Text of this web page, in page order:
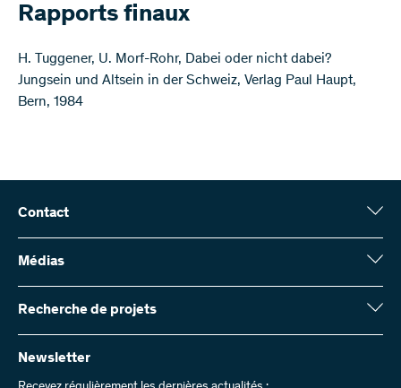
Rapports finaux
H. Tuggener, U. Morf-Rohr, Dabei oder nicht dabei?
Jungsein und Altsein in der Schweiz, Verlag Paul Haupt,
Bern, 1984
Contact
Fonds national suisse (FNS)
Wildhainweg 3
Contactez-nous
Envoyer des factures
Travailler chez nous
Offres d’emploi
Médias
Service de presse
Rapport annuel
Recherche de projets
Vous trouverez ici des informations complètes sur les projets de
recherche et les subsides approuvés par le FNS :
Newsletter